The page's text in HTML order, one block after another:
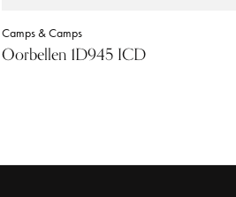
Camps & Camps
Oorbellen 1D945 ICD